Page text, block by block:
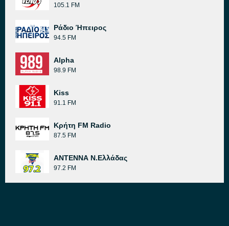
105.1 FM
Ράδιο Ήπειρος
94.5 FM
Alpha
98.9 FM
Kiss
91.1 FM
Κρήτη FM Radio
87.5 FM
ΑΝΤΕΝΝΑ Ν.Ελλάδας
97.2 FM